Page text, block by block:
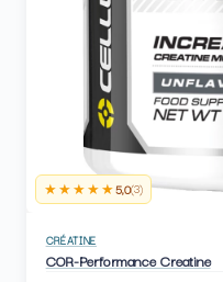
★★★★★5,0(3)
CRÉATINE
COR-Performance Creatine